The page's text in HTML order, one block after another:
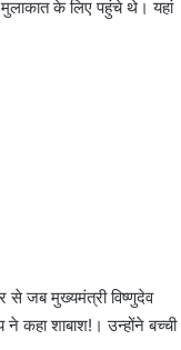
मुलाकात के लिए पहुंचे थे। यहां
से जब मुख्यमंत्री विष्णुदेव
कहा शाबाश!। उन्होंने बच्ची